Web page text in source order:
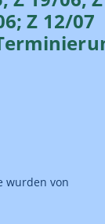
Z 12/07
wurden von